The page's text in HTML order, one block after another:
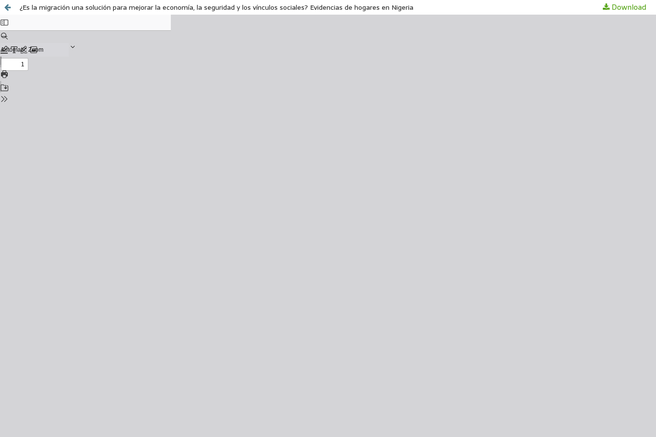
¿Es la migración una solución para mejorar la economía, la seguridad y los vínculos sociales? Evidencias de hogares en Nigeria Download